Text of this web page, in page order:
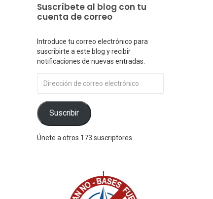
Suscríbete al blog con tu
cuenta de correo
Introduce tu correo electrónico para
suscribirte a este blog y recibir
notificaciones de nuevas entradas.
de
correo
electrónico
Suscribir
Únete a otros 173 suscriptores